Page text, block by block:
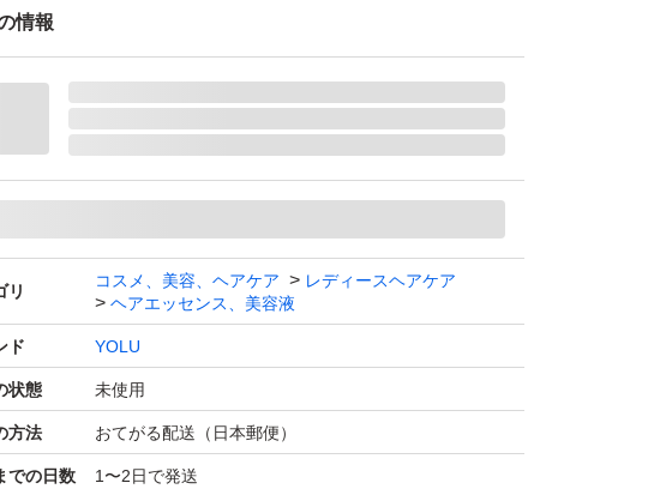
情報
リ
コスメ、美容、ヘアケア
レディースヘアケア
ヘアエッセンス、美容液
ド YOLU
状態 未使用
方法 おてがる配送（日本郵便）
での日数 1〜2日で発送